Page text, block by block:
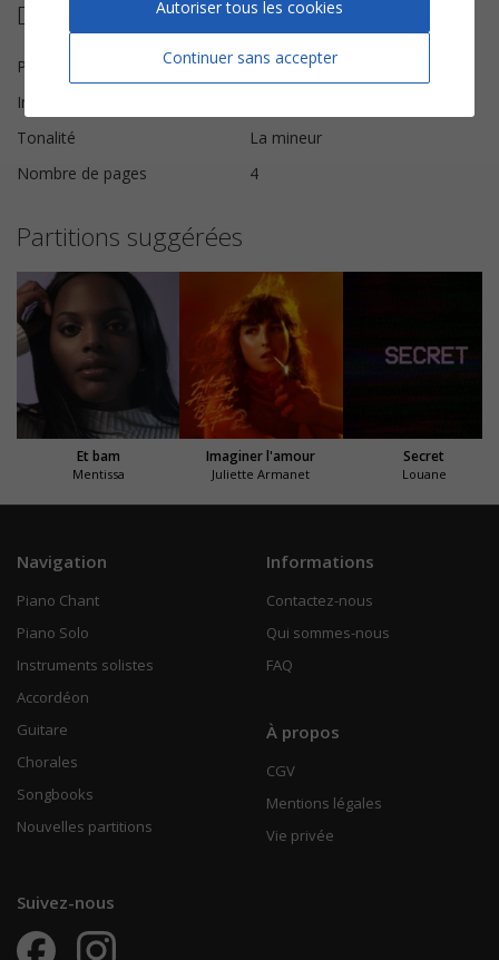
Détails de la partition
Paroles et Musique
Maissiat
Instrumentation
Tonalité
La mineur
Nombre de pages
4
Partitions suggérées
Et bam
Mentissa
Imaginer l'amour
Juliette Armanet
Secret
Louane
Navigation
Piano Chant
Piano Solo
Instruments solistes
Accordéon
Guitare
Chorales
Songbooks
Nouvelles partitions
Informations
Contactez-nous
Qui sommes-nous
FAQ
À propos
CGV
Mentions légales
Vie privée
Suivez-nous
Continuer sans accepter
Autoriser tous les cookies